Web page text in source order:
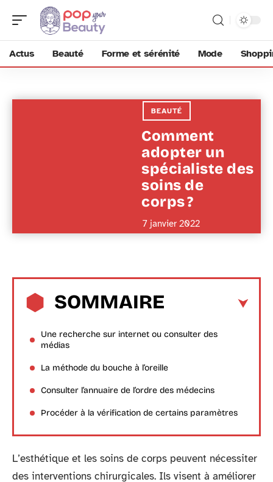
Actus Beauté Forme et sérénité Mode
BEAUTÉ
Comment
adopter un
spécialiste des
soins de
corps ?
7 janvier 2022
SOMMAIRE
Une recherche sur internet ou consulter des
médias
La méthode du bouche à l’oreille
Consulter l’annuaire de l’ordre des médecins
Procéder à la vérification de certains paramètres
L’esthétique et les soins de corps peuvent nécessiter
des interventions chirurgicales. Ils visent à améliorer